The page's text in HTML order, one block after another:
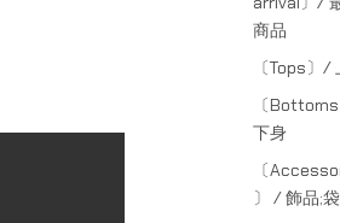
商品
〔Tops〕/
〔
下身
〔
〕 / 飾品;袋